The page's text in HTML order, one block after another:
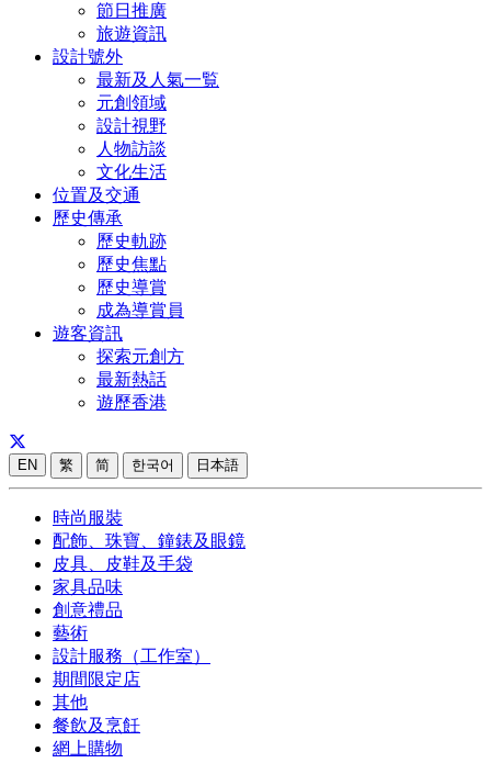
節日推廣
旅遊資訊
設計號外
最新及人氣一覧
元創領域
設計視野
人物訪談
文化生活
位置及交通
歷史傳承
歷史軌跡
歷史焦點
歷史導賞
成為導賞員
遊客資訊
探索元創方
最新熱話
遊歷香港
EN 繁 简 한국어 日本語
時尚服裝
配飾、珠寶、鐘錶及眼鏡
皮具、皮鞋及手袋
家具品味
創意禮品
藝術
設計服務（工作室）
期間限定店
其他
餐飲及烹飪
網上購物